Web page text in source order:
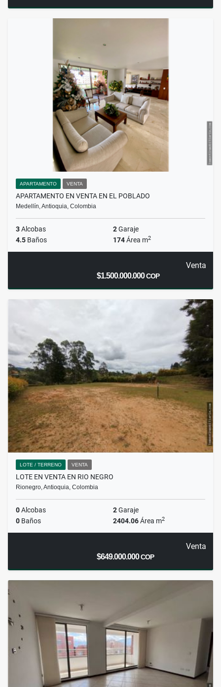
APARTAMENTO VENTA
APARTAMENTO EN VENTA EN EL POBLADO
Medellín, Antioquia, Colombia
3Alcobas 2Garaje
4.5 Baños 174Área m2
Venta
$1.500.000.000COP
LOTE / TERRENO VENTA
LOTE EN VENTA EN RIO NEGRO
Rionegro, Antioquia, Colombia
0Alcobas 2Garaje
0 Baños 2404.06Área m2
Venta
$649.000.000COP